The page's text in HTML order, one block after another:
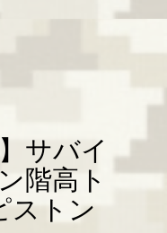
サバイ
階高ト
ストン